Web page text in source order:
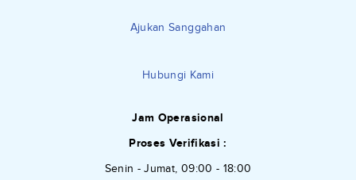
Ajukan Sanggahan
Hubungi Kami
Jam Operasional
Proses Verifikasi :
Senin - Jumat, 09:00 - 18:00